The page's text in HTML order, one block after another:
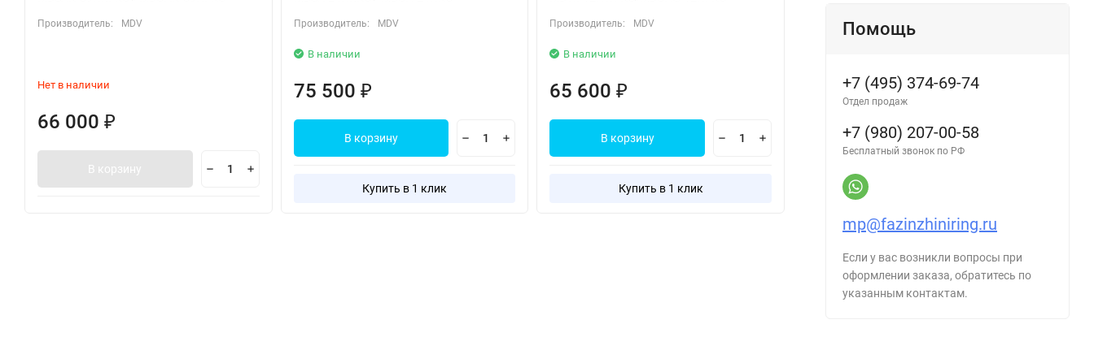
Производитель: MDV
Нет в наличии
66 000 ₽
В корзину
Производитель: MDV
В наличии
75 500 ₽
В корзину
Купить в 1 клик
Производитель: MDV
В наличии
65 600₽
В корзину
Купить в 1 клик
Производитель: MDV
Нет в наличии
60 500
Помощь
+7 (495) 374-69-74
Отдел продаж
+7 (980) 207-00-58
Бесплатный звонок по РФ
mp@fazinzhiniring.ru
Если у вас возникли вопросы при
оформлении заказа, обратитесь по
указанным контактам.